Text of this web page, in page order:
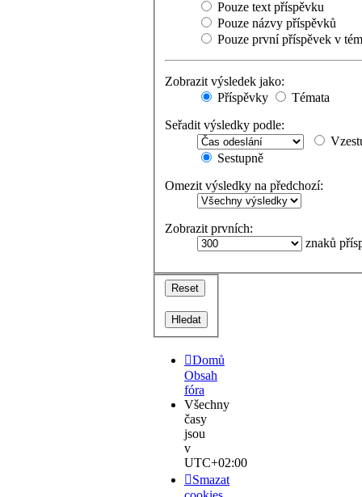
Pouze text příspěvku
Pouze názvy příspěvků
Pouze první příspěvek v
Zobrazit výsledek jako:
Příspěvky
Témata
Seřadit výsledky podle:
Sestupně
Omezit výsledky na předchozí:
Zobrazit prvních:
znaků
Domů
Obsah
fóra
Všechny
časy
jsou
v
UTC+02:00
Smazat